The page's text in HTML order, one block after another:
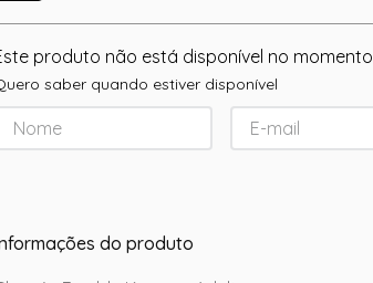
produto não está disponível no momento
saber quando estiver disponível
do produto